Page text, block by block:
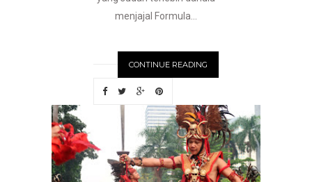
menjajal Formula...
CONTINUE READING